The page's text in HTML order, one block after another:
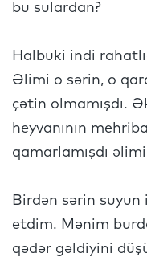
bu sulardan?
Halbuki indi
Əlimi o sərin, o
çətin olmamışdı.
heyvanının
qamarlamışdı
Birdən sərin
etdim. Mənim
qədər gəldiyini